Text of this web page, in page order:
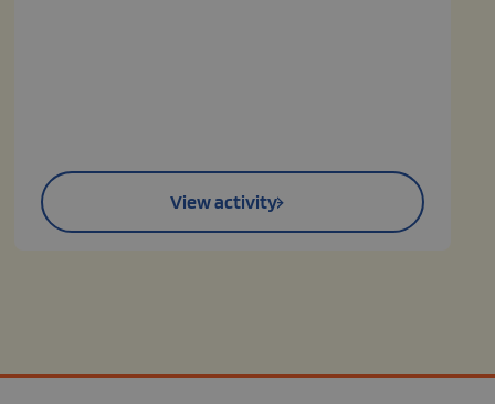
View activity